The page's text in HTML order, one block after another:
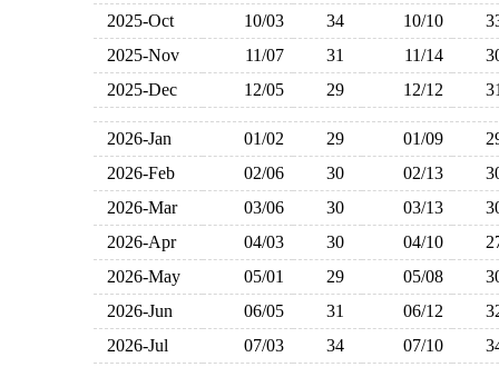
2025-Oct
10/03 34 10/10
2025-Nov
11/07 31 11/14
2025-Dec
12/05 29 12/12
2026-Jan 01/02 29 01/09
2026-Feb
02/06 30 02/13
2026-Mar
03/06 30 03/13
2026-Apr
04/03 30 04/10
2026-May
05/01 29 05/08
2026-Jun
06/05 31 06/12
2026-Jul
07/03 34 07/10